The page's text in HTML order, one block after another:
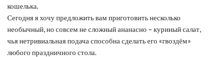
кошелька.
Сегодня я хочу предложить вам приготовить несколько
необычный, но совсем не сложныйананасно – куриный салат,
чья нетривиальная подача способна сделать его «гвоздём»
любого праздничного стола.